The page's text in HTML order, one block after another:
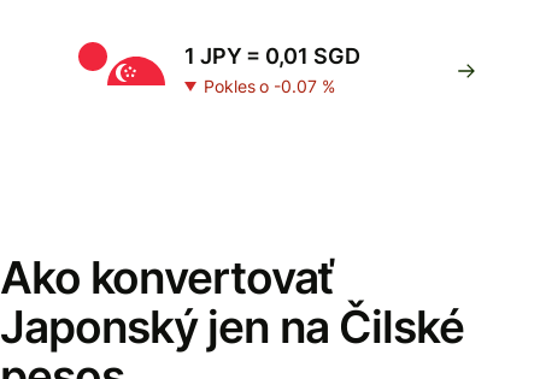
1 JPY = 0,01 SGD
Pokles o -0.07 %
Ako konvertovať
Japonský jen na Čilské